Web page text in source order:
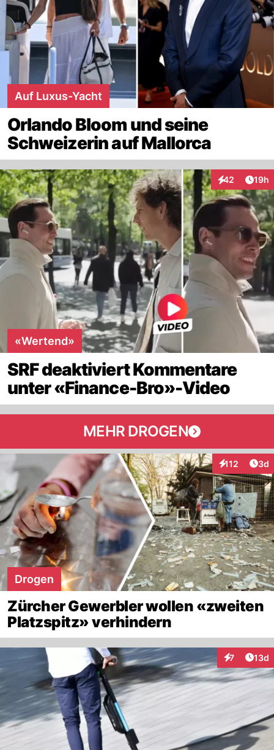
Auf Luxus-Yacht
Orlando Bloom und seine
Schweizerin auf Mallorca
42
Interaktionen
19h
«Wertend»
SRF deaktiviert Kommentare
unter «Finance-Bro»-Video
MEHR DROGEN
112
Interaktionen
3d
Drogen
Zürcher Gewerbler wollen «zweiten
Platzspitz» verhindern
7 13d